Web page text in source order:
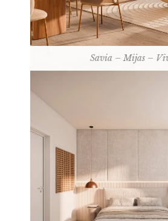
Savia – Mijas –